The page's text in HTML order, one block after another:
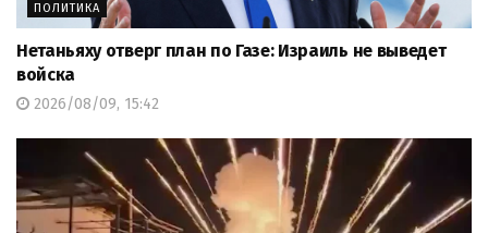
ПОЛИТИКА
Нетаньяху отверг план по Газе: Израиль не выведет
войска
2026/08/09, 15:42